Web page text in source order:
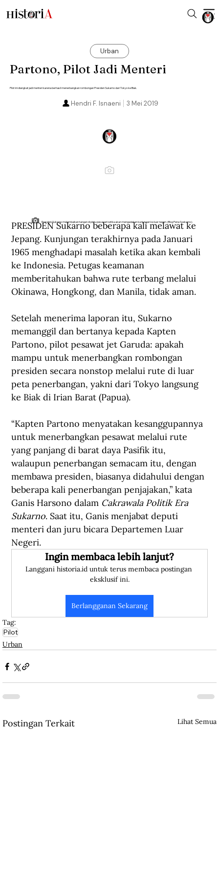
Urban
Partono, Pilot Jadi Menteri
Pilot ini diangkat jadi menteri karena berhasil menerbangkan rombongan Presiden Sukarno dari Tokyo ke Biak.
3 Mei 2019
Hendri F. Isnaeni
Presiden Sukarno melambaikan tangan di pintu pesawat ketika akan mengadakan kunjungan ke luar negeri. (Blog Pena Soekarno).
PRESIDEN Sukarno beberapa kali melawat ke
Jepang. Kunjungan terakhirnya pada Januari
1965 menghadapi masalah ketika akan kembali
ke Indonesia. Petugas keamanan
memberitahukan bahwa rute terbang melalui
Okinawa, Hongkong, dan Manila, tidak aman.
Setelah menerima laporan itu, Sukarno
memanggil dan bertanya kepada Kapten
Partono, pilot pesawat jet Garuda: apakah
mampu untuk menerbangkan rombongan
presiden secara nonstop melalui rute di luar
peta penerbangan, yakni dari Tokyo langsung
ke Biak di Irian Barat (Papua).
“Kapten Partono menyatakan kesanggupannya
untuk menerbangkan pesawat melalui rute
yang panjang di barat daya Pasifik itu,
walaupun penerbangan semacam itu, dengan
membawa presiden, biasanya didahului dengan
beberapa kali penerbangan penjajakan,” kata
Ganis Harsono dalam Cakrawala Politik Era
Sukarno. Saat itu, Ganis menjabat deputi
menteri dan juru bicara Departemen Luar
Negeri.
Ingin membaca lebih lanjut?
Langgani historia.id untuk terus membaca postingan
eksklusif ini.
Berlangganan Sekarang
Tag:
Pilot
Urban
Postingan Terkait Lihat Semua